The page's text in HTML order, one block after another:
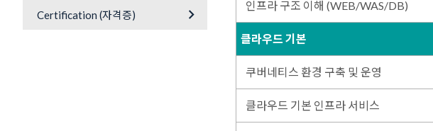
Certification (자격증) keyboard_arrow_right
인프라 구조 이해 (WEB/WAS/DB)
클라우드 기본
쿠버네티스 환경 구축 및 운영
클라우드 기본 인프라 서비스